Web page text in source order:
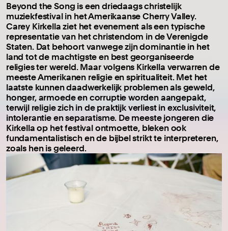
Beyond the Song is een driedaags christelijk
muziekfestival in het Amerikaanse Cherry Valley.
Carey Kirkella ziet het evenement als een typische
representatie van het christendom in de Verenigde
Staten. Dat behoort vanwege zijn dominantie in het
land tot de machtigste en best georganiseerde
religies ter wereld. Maar volgens Kirkella verwarren de
meeste Amerikanen religie en spiritualiteit. Met het
laatste kunnen daadwerkelijk problemen als geweld,
honger, armoede en corruptie worden aangepakt,
terwijl religie zich in de praktijk verliest in exclusiviteit,
intolerantie en separatisme. De meeste jongeren die
Kirkella op het festival ontmoette, bleken ook
fundamentalistisch en de bijbel strikt te interpreteren,
zoals hen is geleerd.